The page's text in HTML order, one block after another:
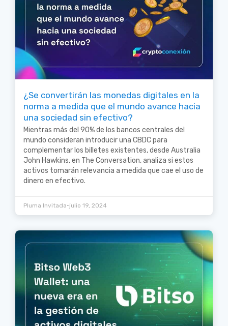
¿Se convertirán las monedas digitales en la
norma a medida que el mundo avance hacia
una sociedad sin efectivo?
Mientras más del 90% de los bancos centrales del
mundo consideran introducir una CBDC para
complementar los billetes existentes, desde Australia
John Hawkins, en The Conversation, analiza si estos
activos tomarán relevancia a medida que cae el uso de
dinero en efectivo.
Pluma Invitada•julio 19, 2024